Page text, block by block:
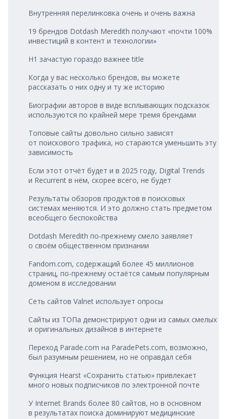
Внутренняя перелинковка очень и очень важна
19 брендов Dotdash Meredith получают «почти 100%
инвестиций в контент и технологии»
H1 зачастую гораздо важнее title
Когда у вас несколько брендов, вы можете
рассказать о них одну и ту же историю
Биографии авторов в виде всплывающих подсказок
используются по крайней мере тремя брендами
Топовые сайты довольно сильно зависят
от поискового трафика, но стараются уменьшить эту
зависимость
Если этот отчёт будет и в 2025 году, Digital Trends
и Recurrent в нём, скорее всего, не будет
Результаты обзоров продуктов в поисковых
системах меняются. И это должно стать предметом
всеобщего беспокойства
Dotdash Meredith по‑прежнему смело заявляет
о своём общественном признании
Fandom.com, содержащий более 45 миллионов
страниц, по‑прежнему остаётся самым популярным
доменом в исследовании
Сеть сайтов Valnet использует опросы
Сайты из ТОПа демонстрируют одни из самых смелых
и оригинальных дизайнов в интернете
Переход Parade.com на ParadePets.com, возможно,
был разумным решением, но не оправдал себя
Функция Hearst «Сохранить статью» привлекает
много новых подписчиков по электронной почте
У Internet Brands более 80 сайтов, но в основном
в результатах поиска доминируют медицинские